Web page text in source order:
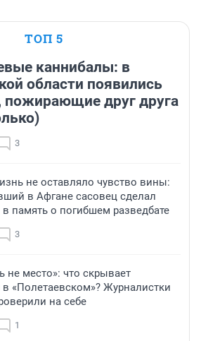
ТОП 5
каннибалы: в
области появились
пожирающие друг друга
3
не оставляло чувство вины:
в Афгане сасовец сделал
память о погибшем разведбате
3
не место»: что скрывает
«Полетаевском»? Журналистки
на себе
1